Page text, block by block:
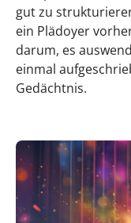
gut zu
ein Plädoyer
darum, es
einmal
Gedächtnis.